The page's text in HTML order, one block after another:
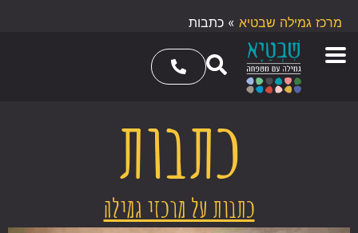
מרכז גמילה שבטיא » כתבות
כתבות
כתבות על מרכזי גמילה